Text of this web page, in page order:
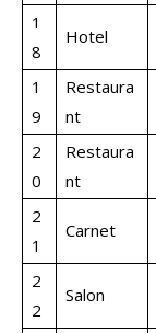
1
8
Hotel
1
9
Restaura
nt
2
0
Restaura
nt
2
1
Carnet
2
2
Salon